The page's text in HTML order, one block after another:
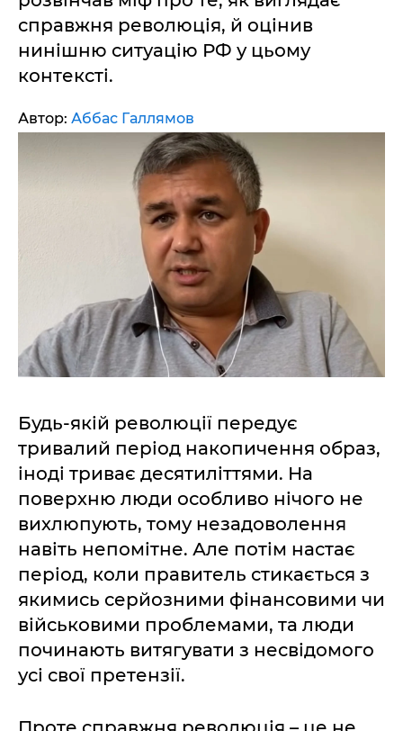
справжня революція, й оцінив
нинішню ситуацію РФ у цьому
контексті.
Автор: Аббас Галлямов
Будь-якій революції передує
тривалий період накопичення образ,
іноді триває десятиліттями. На
поверхню люди особливо нічого не
вихлюпують, тому незадоволення
навіть непомітне. Але потім настає
період, коли правитель стикається з
якимись серйозними фінансовими чи
військовими проблемами, та люди
починають витягувати з несвідомого
усі свої претензії.